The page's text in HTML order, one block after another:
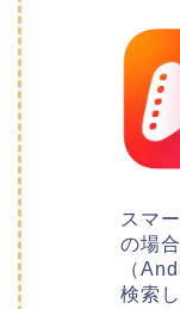
スマ
の場
（
検索